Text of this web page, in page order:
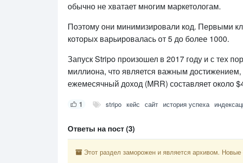
обычно не хватает многим маркетологам.
Поэтому они минимизировали код. Первыми
которых варьировалась от 5 до более 1000.
Запуск Stripo произошел в 2017 году и с тех
миллиона, что является важным
ежемесячный доход (MRR) составляет около
1 stripo кейс сайт история успеха
Ответы на пост (3)
Этот раздел заморожен и является архивом. Новые